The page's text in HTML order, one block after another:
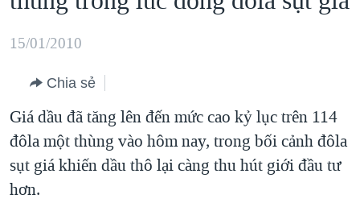
dung
chính
điều
hướng
chính
Đi
HOA KỲ
BIỂN ĐÔNG
BLOG
DIỄN ĐÀN
MỤC
CHUYÊN ĐỀ
15/01/2010
Chia sẻ
Giá dầu đã tăng lên đến mức cao kỷ lục trên 114
đôla một thùng vào hôm nay, trong bối cảnh đôla
sụt giá khiến dầu thô lại càng thu hút giới đầu tư
hơn.